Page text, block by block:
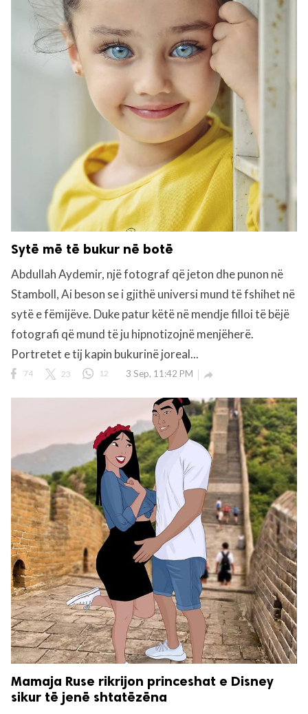
Sytë më të bukur në botë
Abdullah Aydemir, një fotograf që jeton dhe punon në
Stamboll, Ai beson se i gjithë universi mund të fshihet në
sytë e fëmijëve. Duke patur këtë në mendje filloi të bëjë
fotografi që mund të ju hipnotizojnë menjëherë.
Portretet e tij kapin bukurinë joreal...
74 23 12 3 Sep, 11:42 PM 
Mamaja Ruse rikrijon princeshat e Disney
sikur të jenë shtatëzëna